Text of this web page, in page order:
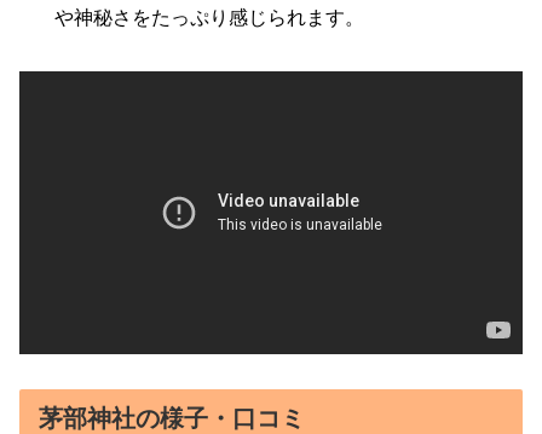
や神秘さをたっぷり感じられます。
茅部神社の様子・口コミ